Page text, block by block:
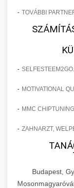
- TOVÁBBI
-
- MOTIVATIONAL
- MMC CHIPTUNING
- ZAHNARZT,
Budapest,